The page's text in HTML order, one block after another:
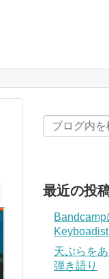
最近の投
天ぷらを
弾き語り